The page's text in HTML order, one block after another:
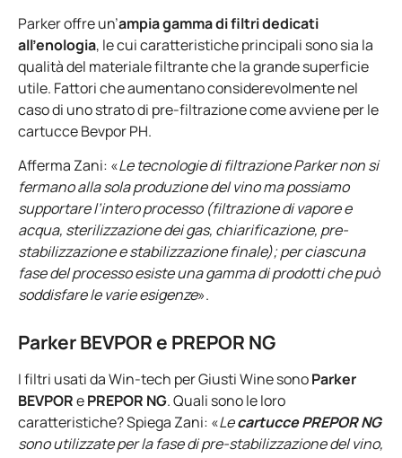
Parker offre un’ampia gamma di filtri dedicati
all’enologia, le cui caratteristiche principali sono sia la
qualità del materiale filtrante che la grande superficie
utile. Fattori che aumentano considerevolmente nel
caso di uno strato di pre-filtrazione come avviene per le
cartucce Bevpor PH.
Afferma Zani: «Le tecnologie di filtrazione Parker non si
fermano alla sola produzione del vino ma possiamo
supportare l’intero processo (filtrazione di vapore e
acqua, sterilizzazione dei gas, chiarificazione, pre-
stabilizzazione e stabilizzazione finale); per ciascuna
fase del processo esiste una gamma di prodotti che può
soddisfare le varie esigenze».
Parker BEVPOR e PREPOR NG
I filtri usati da Win-tech per Giusti Wine sonoParker
BEVPORePREPOR NG. Quali sono le loro
caratteristiche? Spiega Zani: «LecartuccePREPOR NG
sono utilizzate per la fase di pre-stabilizzazione del vino,